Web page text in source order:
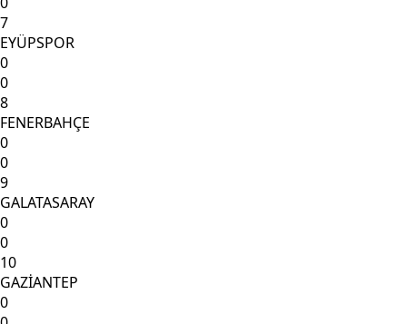
7
EYÜPSPOR
0
0
8
FENERBAHÇE
0
0
9
GALATASARAY
0
0
10
GAZİANTEP
0